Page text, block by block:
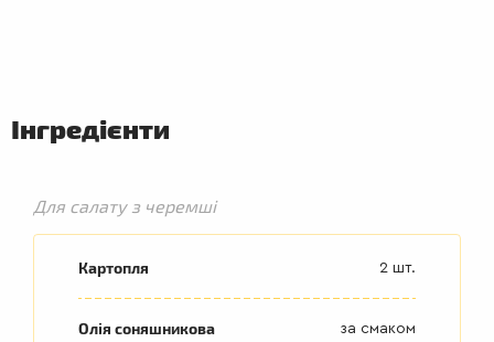
Інгредієнти
Для салату з черемші
Картопля 2 шт.
Олія соняшникова за смаком